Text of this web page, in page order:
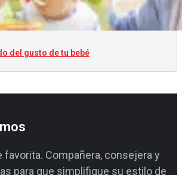
del gusto de tu bebé
favorita. Compañera, consejera y
para que simplifique su estilo de